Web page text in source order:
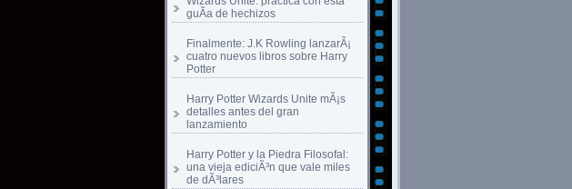
guÃ­a de hechizos
Finalmente: J.K Rowling lanzarÃ¡
cuatro nuevos libros sobre Harry
Potter
Harry Potter Wizards Unite mÃ¡s
detalles antes del gran
lanzamiento
Harry Potter y la Piedra Filosofal:
una vieja ediciÃ³n que vale miles
de dÃ³lares